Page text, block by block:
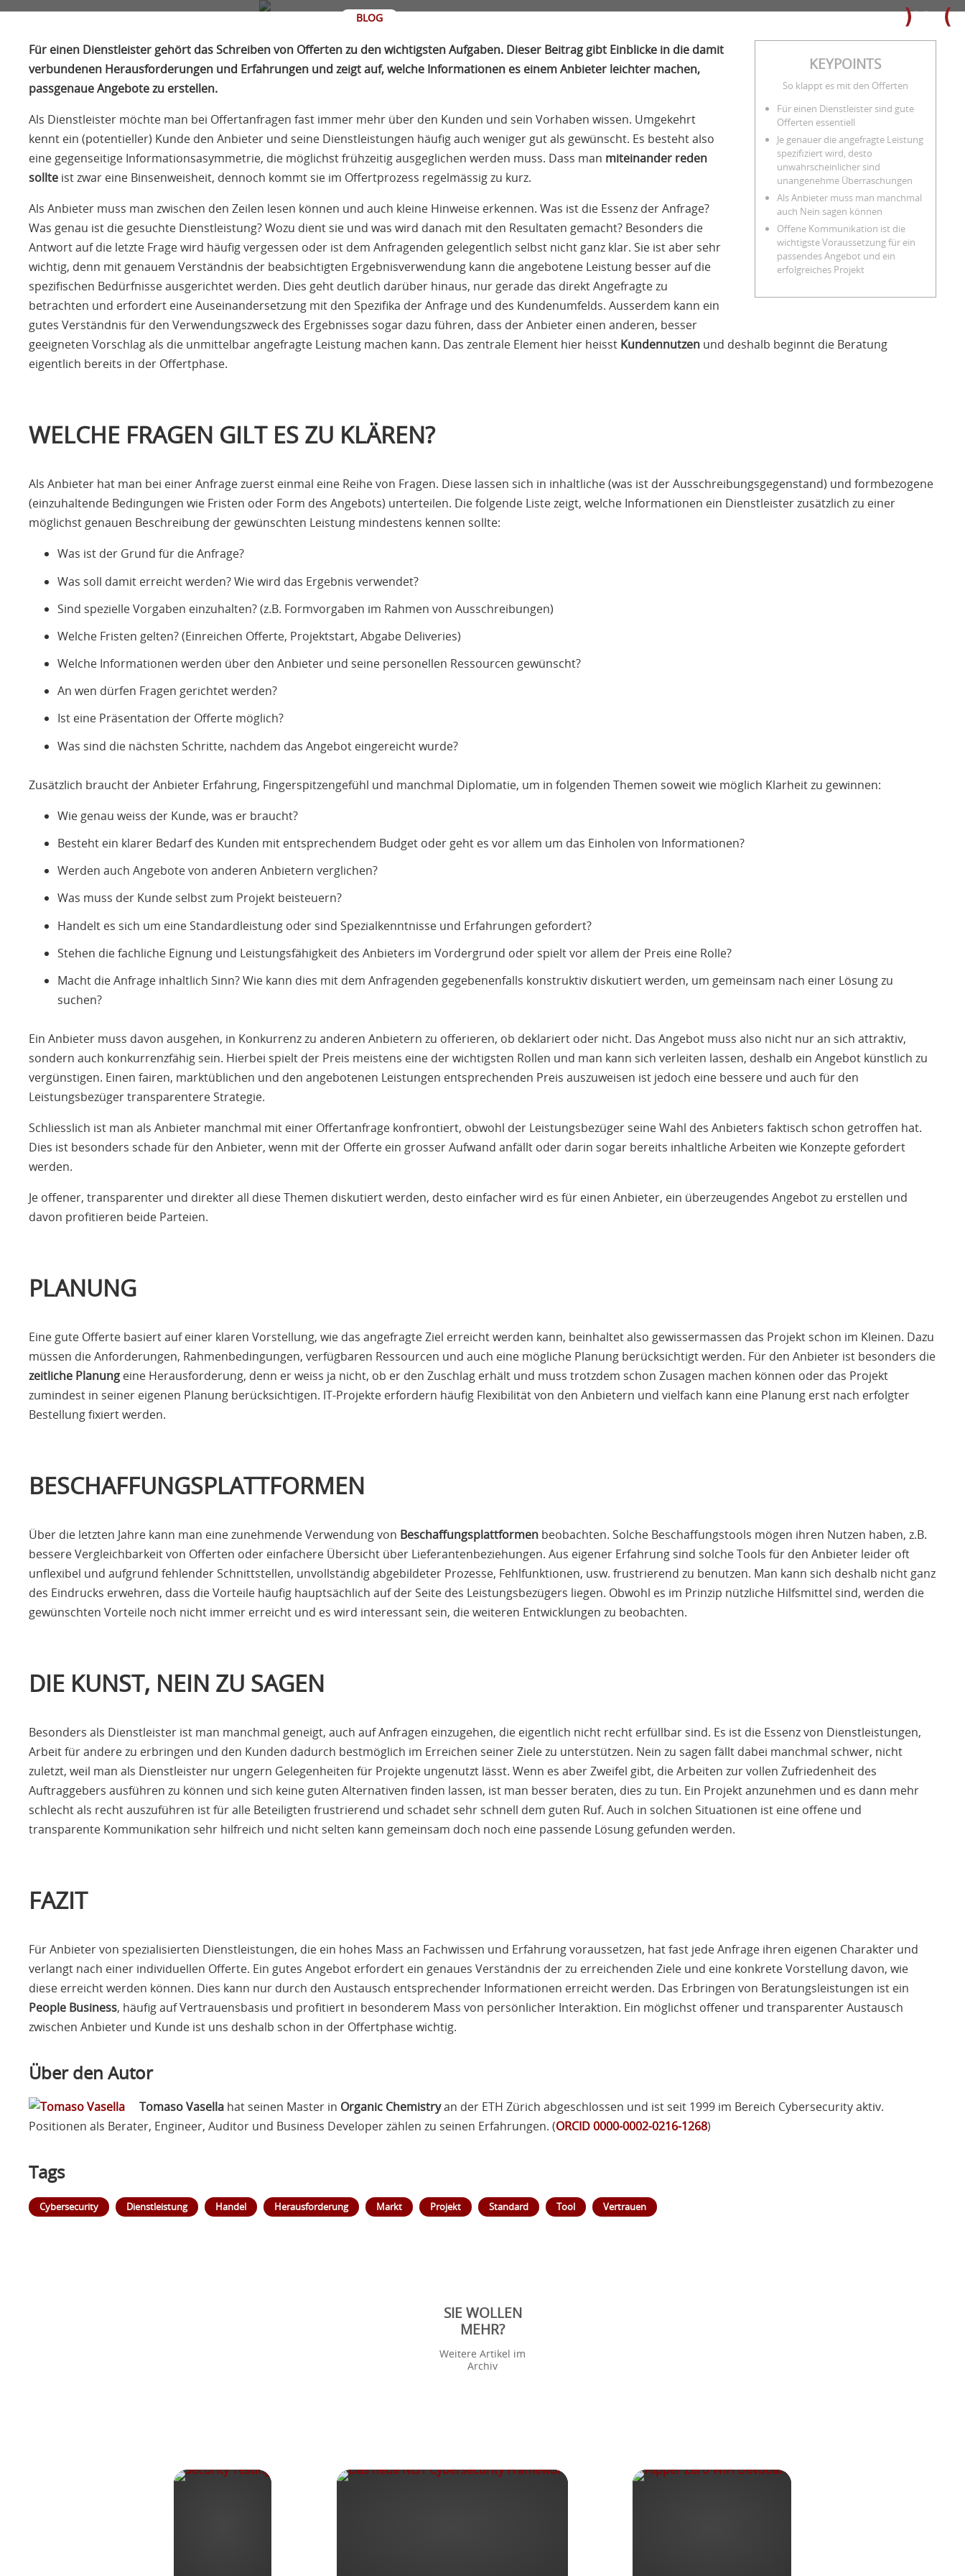
BLOG
KEYPOINTS
So klappt es mit den Offerten
Für einen Dienstleister sind gute
Offerten essentiell
Je genauer die angefragte Leistung
spezifiziert wird, desto
unwahrscheinlicher sind
unangenehme Überraschungen
Als Anbieter muss man manchmal
auch Nein sagen können
Offene Kommunikation ist die
wichtigste Voraussetzung für ein
passendes Angebot und ein
erfolgreiches Projekt
Für einen Dienstleister gehört das Schreiben von Offerten zu den wichtigsten Aufgaben. Dieser Beitrag gibt Einblicke in die damit
verbundenen Herausforderungen und Erfahrungen und zeigt auf, welche Informationen es einem Anbieter leichter machen,
passgenaue Angebote zu erstellen.
Als Dienstleister möchte man bei Offertanfragen fast immer mehr über den Kunden und sein Vorhaben wissen. Umgekehrt
kennt ein (potentieller) Kunde den Anbieter und seine Dienstleistungen häufig auch weniger gut als gewünscht. Es besteht also
eine gegenseitige Informationsasymmetrie, die möglichst frühzeitig ausgeglichen werden muss. Dass man miteinander reden
sollte ist zwar eine Binsenweisheit, dennoch kommt sie im Offertprozess regelmässig zu kurz.
Als Anbieter muss man zwischen den Zeilen lesen können und auch kleine Hinweise erkennen. Was ist die Essenz der Anfrage?
Was genau ist die gesuchte Dienstleistung? Wozu dient sie und was wird danach mit den Resultaten gemacht? Besonders die
Antwort auf die letzte Frage wird häufig vergessen oder ist dem Anfragenden gelegentlich selbst nicht ganz klar. Sie ist aber sehr
wichtig, denn mit genauem Verständnis der beabsichtigten Ergebnisverwendung kann die angebotene Leistung besser auf die
spezifischen Bedürfnisse ausgerichtet werden. Dies geht deutlich darüber hinaus, nur gerade das direkt Angefragte zu
betrachten und erfordert eine Auseinandersetzung mit den Spezifika der Anfrage und des Kundenumfelds. Ausserdem kann ein
gutes Verständnis für den Verwendungszweck des Ergebnisses sogar dazu führen, dass der Anbieter einen anderen, besser
geeigneten Vorschlag als die unmittelbar angefragte Leistung machen kann. Das zentrale Element hier heisst Kundennutzen und deshalb beginnt die Beratung
eigentlich bereits in der Offertphase.
WELCHE FRAGEN GILT ES ZU KLÄREN?
Als Anbieter hat man bei einer Anfrage zuerst einmal eine Reihe von Fragen. Diese lassen sich in inhaltliche (was ist der Ausschreibungsgegenstand) und formbezogene
(einzuhaltende Bedingungen wie Fristen oder Form des Angebots) unterteilen. Die folgende Liste zeigt, welche Informationen ein Dienstleister zusätzlich zu einer
möglichst genauen Beschreibung der gewünschten Leistung mindestens kennen sollte:
Was ist der Grund für die Anfrage?
Was soll damit erreicht werden? Wie wird das Ergebnis verwendet?
Sind spezielle Vorgaben einzuhalten? (z.B. Formvorgaben im Rahmen von Ausschreibungen)
Welche Fristen gelten? (Einreichen Offerte, Projektstart, Abgabe Deliveries)
Welche Informationen werden über den Anbieter und seine personellen Ressourcen gewünscht?
An wen dürfen Fragen gerichtet werden?
Ist eine Präsentation der Offerte möglich?
Was sind die nächsten Schritte, nachdem das Angebot eingereicht wurde?
Zusätzlich braucht der Anbieter Erfahrung, Fingerspitzengefühl und manchmal Diplomatie, um in folgenden Themen soweit wie möglich Klarheit zu gewinnen:
Wie genau weiss der Kunde, was er braucht?
Besteht ein klarer Bedarf des Kunden mit entsprechendem Budget oder geht es vor allem um das Einholen von Informationen?
Werden auch Angebote von anderen Anbietern verglichen?
Was muss der Kunde selbst zum Projekt beisteuern?
Handelt es sich um eine Standardleistung oder sind Spezialkenntnisse und Erfahrungen gefordert?
Stehen die fachliche Eignung und Leistungsfähigkeit des Anbieters im Vordergrund oder spielt vor allem der Preis eine Rolle?
Macht die Anfrage inhaltlich Sinn? Wie kann dies mit dem Anfragenden gegebenenfalls konstruktiv diskutiert werden, um gemeinsam nach einer Lösung zu
suchen?
Ein Anbieter muss davon ausgehen, in Konkurrenz zu anderen Anbietern zu offerieren, ob deklariert oder nicht. Das Angebot muss also nicht nur an sich attraktiv,
sondern auch konkurrenzfähig sein. Hierbei spielt der Preis meistens eine der wichtigsten Rollen und man kann sich verleiten lassen, deshalb ein Angebot künstlich zu
vergünstigen. Einen fairen, marktüblichen und den angebotenen Leistungen entsprechenden Preis auszuweisen ist jedoch eine bessere und auch für den
Leistungsbezüger transparentere Strategie.
Schliesslich ist man als Anbieter manchmal mit einer Offertanfrage konfrontiert, obwohl der Leistungsbezüger seine Wahl des Anbieters faktisch schon getroffen hat.
Dies ist besonders schade für den Anbieter, wenn mit der Offerte ein grosser Aufwand anfällt oder darin sogar bereits inhaltliche Arbeiten wie Konzepte gefordert
werden.
Je offener, transparenter und direkter all diese Themen diskutiert werden, desto einfacher wird es für einen Anbieter, ein überzeugendes Angebot zu erstellen und
davon profitieren beide Parteien.
PLANUNG
Eine gute Offerte basiert auf einer klaren Vorstellung, wie das angefragte Ziel erreicht werden kann, beinhaltet also gewissermassen das Projekt schon im Kleinen. Dazu
müssen die Anforderungen, Rahmenbedingungen, verfügbaren Ressourcen und auch eine mögliche Planung berücksichtigt werden. Für den Anbieter ist besonders die
zeitliche Planung eine Herausforderung, denn er weiss ja nicht, ob er den Zuschlag erhält und muss trotzdem schon Zusagen machen können oder das Projekt
zumindest in seiner eigenen Planung berücksichtigen. IT-Projekte erfordern häufig Flexibilität von den Anbietern und vielfach kann eine Planung erst nach erfolgter
Bestellung fixiert werden.
BESCHAFFUNGSPLATTFORMEN
Über die letzten Jahre kann man eine zunehmende Verwendung von Beschaffungsplattformen beobachten. Solche Beschaffungstools mögen ihren Nutzen haben, z.B.
bessere Vergleichbarkeit von Offerten oder einfachere Übersicht über Lieferantenbeziehungen. Aus eigener Erfahrung sind solche Tools für den Anbieter leider oft
unflexibel und aufgrund fehlender Schnittstellen, unvollständig abgebildeter Prozesse, Fehlfunktionen, usw. frustrierend zu benutzen. Man kann sich deshalb nicht ganz
des Eindrucks erwehren, dass die Vorteile häufig hauptsächlich auf der Seite des Leistungsbezügers liegen. Obwohl es im Prinzip nützliche Hilfsmittel sind, werden die
gewünschten Vorteile noch nicht immer erreicht und es wird interessant sein, die weiteren Entwicklungen zu beobachten.
DIE KUNST, NEIN ZU SAGEN
Besonders als Dienstleister ist man manchmal geneigt, auch auf Anfragen einzugehen, die eigentlich nicht recht erfüllbar sind. Es ist die Essenz von Dienstleistungen,
Arbeit für andere zu erbringen und den Kunden dadurch bestmöglich im Erreichen seiner Ziele zu unterstützen. Nein zu sagen fällt dabei manchmal schwer, nicht
zuletzt, weil man als Dienstleister nur ungern Gelegenheiten für Projekte ungenutzt lässt. Wenn es aber Zweifel gibt, die Arbeiten zur vollen Zufriedenheit des
Auftraggebers ausführen zu können und sich keine guten Alternativen finden lassen, ist man besser beraten, dies zu tun. Ein Projekt anzunehmen und es dann mehr
schlecht als recht auszuführen ist für alle Beteiligten frustrierend und schadet sehr schnell dem guten Ruf. Auch in solchen Situationen ist eine offene und
transparente Kommunikation sehr hilfreich und nicht selten kann gemeinsam doch noch eine passende Lösung gefunden werden.
FAZIT
Für Anbieter von spezialisierten Dienstleistungen, die ein hohes Mass an Fachwissen und Erfahrung voraussetzen, hat fast jede Anfrage ihren eigenen Charakter und
verlangt nach einer individuellen Offerte. Ein gutes Angebot erfordert ein genaues Verständnis der zu erreichenden Ziele und eine konkrete Vorstellung davon, wie
diese erreicht werden können. Dies kann nur durch den Austausch entsprechender Informationen erreicht werden. Das Erbringen von Beratungsleistungen ist ein
People Business, häufig auf Vertrauensbasis und profitiert in besonderem Mass von persönlicher Interaktion. Ein möglichst offener und transparenter Austausch
zwischen Anbieter und Kunde ist uns deshalb schon in der Offertphase wichtig.
Über den Autor
Tomaso Vasella hat seinen Master in Organic Chemistryan der ETH Zürich abgeschlossen und ist seit 1999 im Bereich Cybersecurity aktiv.
Positionen als Berater, Engineer, Auditor und Business Developer zählen zu seinen Erfahrungen. (ORCID0000-0002-0216-1268)
Tags
Cybersecurity Dienstleistung Handel Herausforderung Markt Projekt Standard Tool Vertrauen
SIE WOLLEN
MEHR?
Weitere Artikel im
Archiv